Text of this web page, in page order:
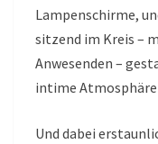
Lampenschirme,
sitzend im Kreis –
Anwesenden –
intime
Und dabei